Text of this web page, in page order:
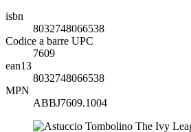
isbn
8032748066538
Codice a barre UPC
7609
ean13
8032748066538
MPN
ABBJ7609.1004